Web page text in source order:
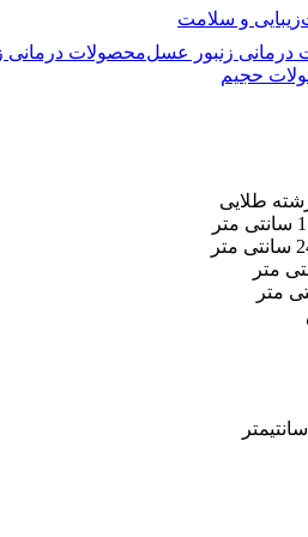
زیبایی و سلامت
محصولات درمانی
حجیم
طلایی